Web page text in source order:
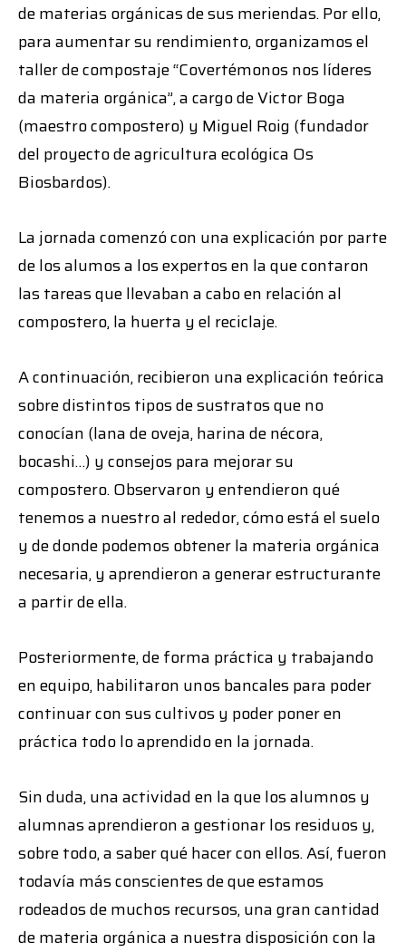
de materias orgánicas de sus meriendas. Por ello,
para aumentar su rendimiento, organizamos el
taller de compostaje “Covertémonos nos líderes
da materia orgánica”, a cargo de Victor Boga
(maestro compostero) y Miguel Roig (fundador
del proyecto de agricultura ecológica Os
Biosbardos).
La jornada comenzó con una explicación por parte
de los alumos a los expertos en la que contaron
las tareas que llevaban a cabo en relación al
compostero, la huerta y el reciclaje.
A continuación, recibieron una explicación teórica
sobre distintos tipos de sustratos que no
conocían (lana de oveja, harina de nécora,
bocashi…) y consejos para mejorar su
compostero. Observaron y entendieron qué
tenemos a nuestro al rededor, cómo está el suelo
y de donde podemos obtener la materia orgánica
necesaria, y aprendieron a generar estructurante
a partir de ella.
Posteriormente, de forma práctica y trabajando
en equipo, habilitaron unos bancales para poder
continuar con sus cultivos y poder poner en
práctica todo lo aprendido en la jornada.
Sin duda, una actividad en la que los alumnos y
alumnas aprendieron a gestionar los residuos y,
sobre todo, a saber qué hacer con ellos. Así, fueron
todavía más conscientes de que estamos
rodeados de muchos recursos, una gran cantidad
de materia orgánica a nuestra disposición con la